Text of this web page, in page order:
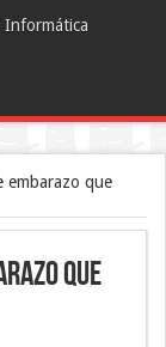
Informática
embarazo que
que